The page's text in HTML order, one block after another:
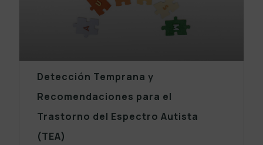
Detección Temprana y
Recomendaciones para el
Trastorno del Espectro Autista
(TEA)